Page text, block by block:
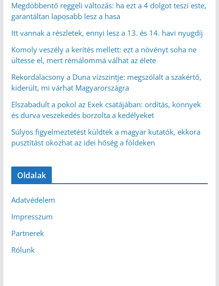
Megdöbbentő reggeli változás: ha ezt a 4 dolgot teszi este,
garantáltan laposabb lesz a hasa
Itt vannak a részletek, ennyi lesz a 13. és 14. havi nyugdíj
Komoly veszély a kerítés mellett: ezt a növényt soha ne
ültesse el, mert rémálommá válhat az élete
Rekordalacsony a Duna vízszintje: megszólalt a szakértő,
kiderült, mi várhat Magyarországra
Elszabadult a pokol az Exek csatájában: ordítás, könnyek
és durva veszekedés borzolta a kedélyeket
Súlyos figyelmeztetést küldtek a magyar kutatók, ekkora
pusztítást okozhat az idei hőség a földeken
Oldalak
Adatvédelem
Impresszum
Partnerek
Rólunk